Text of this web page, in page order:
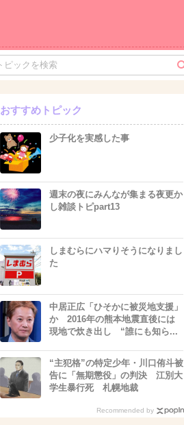
おすすめトピック
少子化を実感した事
週末の夜にみんなが集まる夜更か
し雑談トピpart13
しまむらにハマりそうになりまし
た
中居正広「ひそかに被災地支援」
か 2016年の熊本地震直後には
現地で炊き出し “誰にも知ら...
“主犯格”の特定少年・川口侑斗被
告に「無期懲役」の判決 江別大
学生暴行死 札幌地裁
Recommended by